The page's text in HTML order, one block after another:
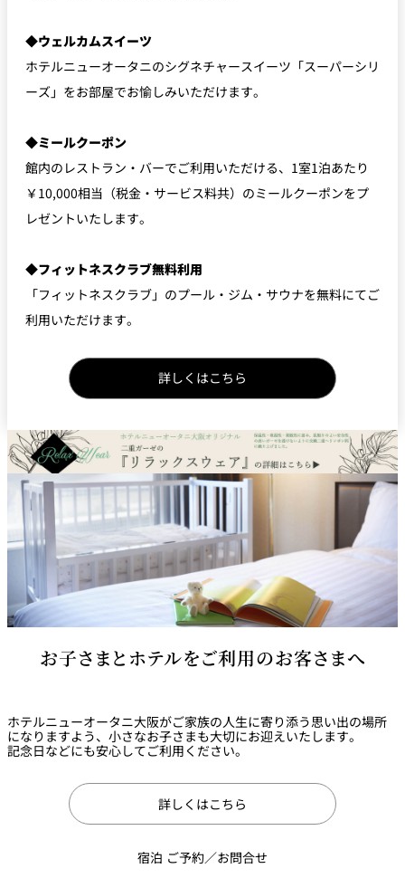
◆ウェルカムスイーツ
ホテルニューオータニのシグネチャースイーツ「スーパーシリ
ーズ」をお部屋でお愉しみいただけます。
◆ミールクーポン
館内のレストラン・バーでご利用いただける、1室1泊あたり
￥10,000相当（税金・サービス料共）のミールクーポンをプ
レゼントいたします。
◆フィットネスクラブ無料利用
「フィットネスクラブ」のプール・ジム・サウナを無料にてご
利用いただけます。
詳しくはこちら
お子さまとホテルをご利用のお客さまへ
ホテルニューオータニ大阪がご家族の人生に寄り添う思い出の場所
になりますよう、小さなお子さまも大切にお迎えいたします。
記念日などにも安心してご利用ください。
詳しくはこちら
宿泊 ご予約／お問合せ